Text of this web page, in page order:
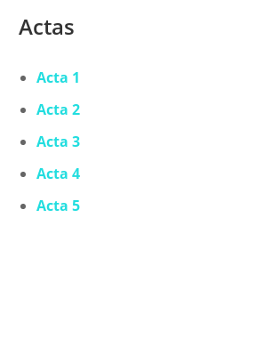
Actas
Acta 1
Acta 2
Acta 3
Acta 4
Acta 5